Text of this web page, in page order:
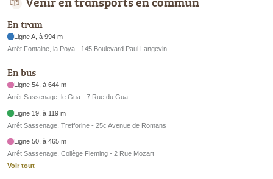
En tram
Ligne A, à 994 m
Arrêt Fontaine, la Poya - 145 Boulevard Paul Langevin
En bus
Ligne 54, à 644 m
Arrêt Sassenage, le Gua - 7 Rue du Gua
Ligne 19, à 119 m
Arrêt Sassenage, Trefforine - 25c Avenue de Romans
Ligne 50, à 465 m
Arrêt Sassenage, Collège Fleming - 2 Rue Mozart
Voir tout